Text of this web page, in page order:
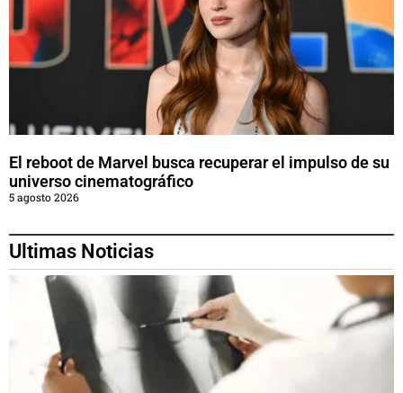
El reboot de Marvel busca recuperar el impulso de su
universo cinematográfico
5 agosto 2026
Ultimas Noticias